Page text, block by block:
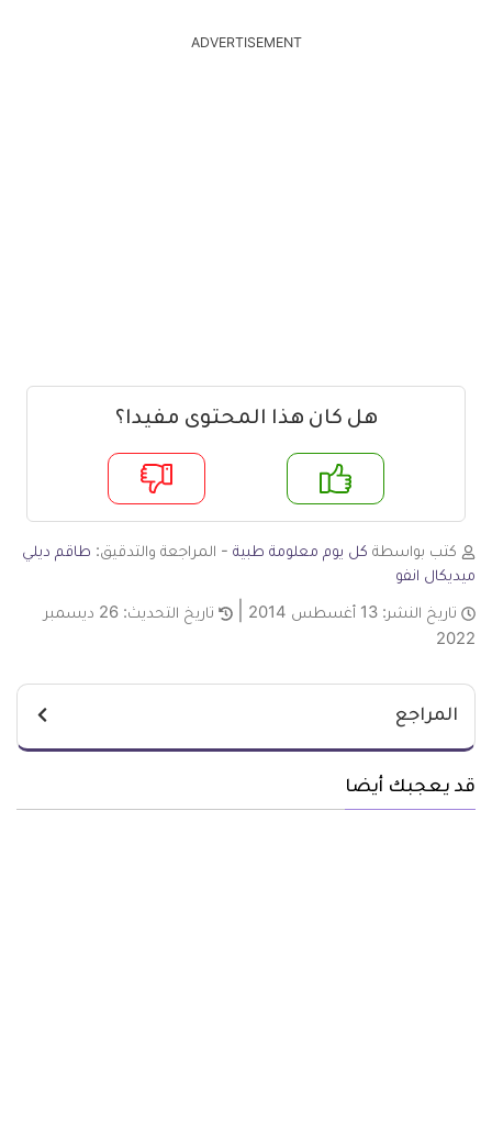
ADVERTISEMENT
هل كان هذا المحتوى مفيدا؟
لا
كتب بواسطة كل يوم معلومة طبية - المراجعة والتدقيق: طاقم ديلي
ميديكال انفو
تاريخ النشر: 13 أغسطس 2014 تاريخ التحديث:
26 ديسمبر
2022
المراجع
قد يعجبك أيضا